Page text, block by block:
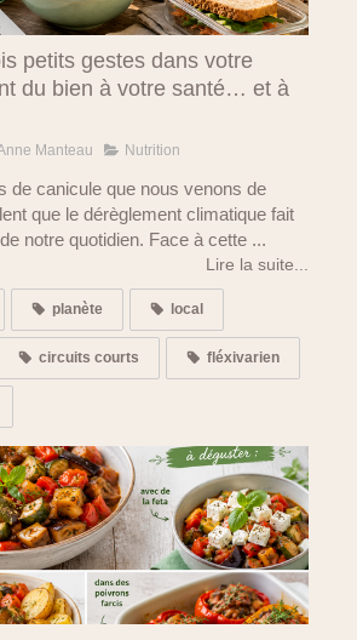
petits gestes dans votre
du bien à votre santé… et à
Manteau Nutrition
de canicule que nous venons de
que le dérèglement climatique fait
notre quotidien. Face à cette ...
Lire la suite...
planète local
circuits courts fléxivarien